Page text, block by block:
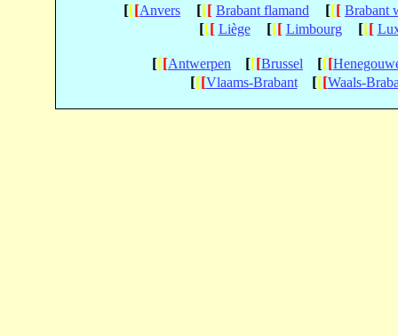
[[[Anvers [[[ Brabant flamand [[[ Brabant
[[[ Liège [[[ Limbourg [[[
[[[Antwerpen [[[Brussel [[[
[[[Vlaams-Brabant [[[Waals-